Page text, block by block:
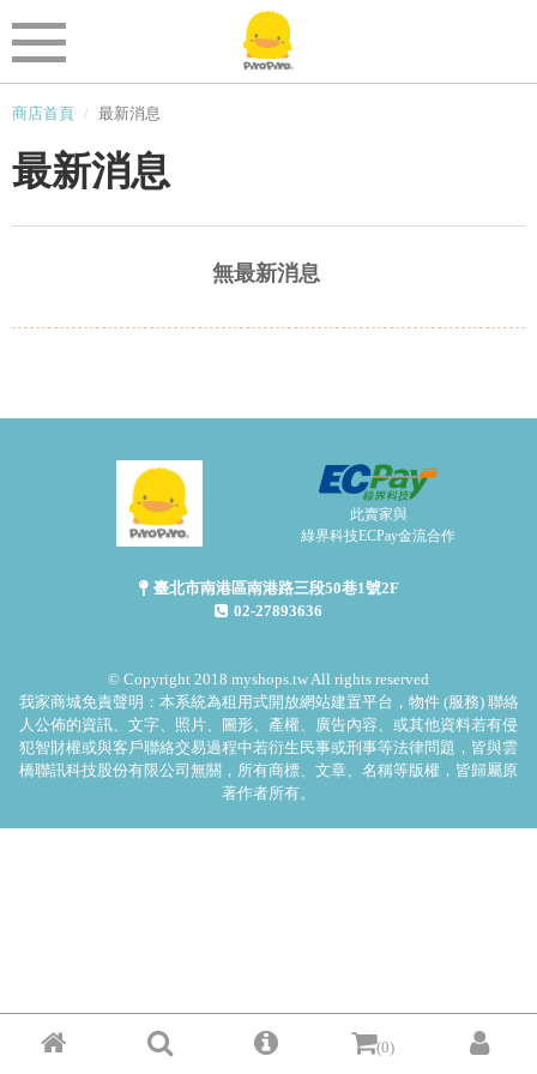
(0)
商店首頁 最新消息
最新消息
無最新消息
此賣家與
綠界科技ECPay金流合作
臺北市南港區南港路三段50巷1號2F
02-27893636
© Copyright 2018 myshops.tw All rights reserved
我家商城免責聲明：本系統為租用式開放網站建置平台，物件 (服務) 聯絡
人公佈的資訊、文字、照片、圖形、產權、廣告內容、或其他資料若有侵
犯智財權或與客戶聯絡交易過程中若衍生民事或刑事等法律問題，皆與雲
橋聯訊科技股份有限公司無關，所有商標、文章、名稱等版權，皆歸屬原
著作者所有。